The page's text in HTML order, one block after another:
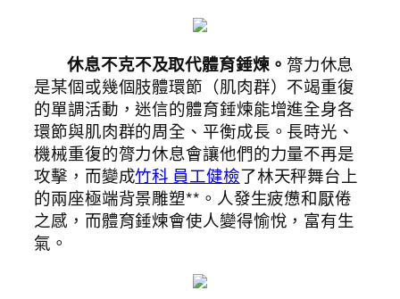
休息不克不及取代體育錘煉。 膂力休息
是某個或幾個肢體環節（肌肉群）不竭重復
的單調活動，迷信的體育錘煉能增進全身各
環節與肌肉群的周全、平衡成長。長時光、
機械重復的膂力休息會讓他們的力量不再是
攻擊，而變成竹科 員工健檢了林天秤舞台上
的兩座極端背景雕塑**。人發生疲憊和厭倦
之感，而體育錘煉會使人變得愉悅，富有生
氣。